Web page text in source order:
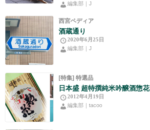
編集部｜J
西宮ペディア
酒蔵通り
2020年6月25日
編集部｜J
[特集] 特選品
日本盛 超特撰純米吟醸酒惣花
2012年4月19日
編集部｜tacoo